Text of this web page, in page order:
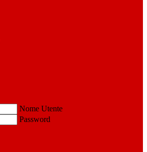
Nome Utente
Password